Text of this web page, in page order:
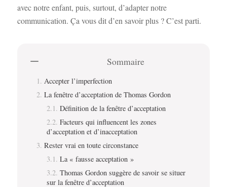
avec notre enfant, puis, surtout, d’adapter notre
communication. Ça vous dit d’en savoir plus ? C’est parti.
Sommaire
Accepter l’imperfection
La fenêtre d’acceptation de Thomas Gordon
Définition de la fenêtre d’acceptation
Facteurs qui influencent les zones
d’acceptation et d’inacceptation
Rester vrai en toute circonstance
La « fausse acceptation »
Thomas Gordon suggère de savoir se situer
sur la fenêtre d’acceptation